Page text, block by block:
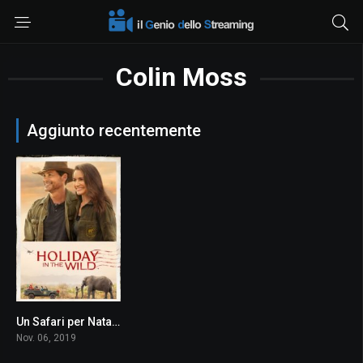
Colin Moss
Aggiunto recentemente
0Un Safari per Natale
Nov. 06, 2019